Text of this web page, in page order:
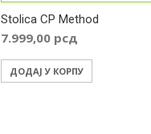
Stolica CP Method
7.999,00 рсд
ДОДАЈ У КОРПУ